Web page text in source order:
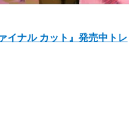
イナル カット』発売中トレ